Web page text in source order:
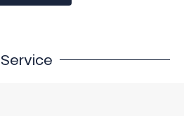
Service